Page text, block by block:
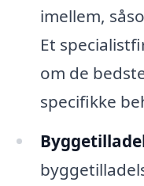
imellem,
Et
om de
specifikke